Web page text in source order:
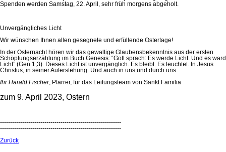
Spenden werden Samstag, 22. April, sehr früh morgens abgeholt.
Unvergängliches Licht
Wir wünschen Ihnen allen gesegnete und erfüllende Ostertage!
In der Osternacht hören wir das gewaltige Glaubensbekenntnis aus der ersten
Schöpfungserzählung im Buch Genesis: “Gott sprach: Es werde Licht. Und es ward
Licht” (Gen 1,3). Dieses Licht ist unvergänglich. Es bleibt. Es leuchtet. In Jesus
Christus, in seiner Auferstehung. Und auch in uns und durch uns.
Ihr Harald Fischer, Pfarrer, für das Leitungsteam von Sankt Familia
zum 9. April 2023, Ostern
------------------------------------------------------------
------------------------------------------------------------
Zurück